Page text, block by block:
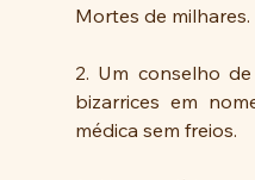
Mortes de milhares.
2. Um conselho
bizarrices em
médica sem freios.